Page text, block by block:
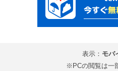
表示： モバ
※PCの閲覧は一